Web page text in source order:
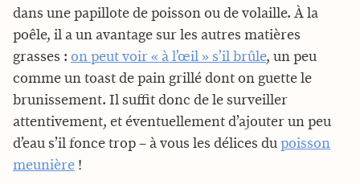
dans une papillote de poisson ou de volaille. À la
poêle, il a un avantage sur les autres matières
grasses : on peut voir « à l’œil » s’il brûle, un peu
comme un toast de pain grillé dont on guette le
brunissement. Il suffit donc de le surveiller
attentivement, et éventuellement d’ajouter un peu
d’eau s’il fonce trop – à vous les délices du poisson
meunière !